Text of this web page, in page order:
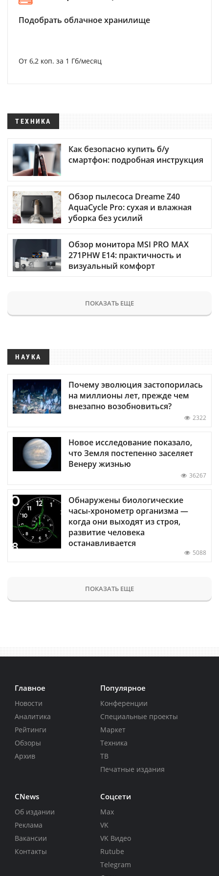
Подобрать облачное хранилище
От 6,2 коп. за 1 Гб/месяц
ТЕХНИКА
Как безопасно купить б/у
смартфон: подробная инструкция
Обзор пылесоса Dreame Z40
AquaCycle Pro: сухая и влажная
уборка без усилий
Обзор монитора MSI PRO MAX
271PHW E14: практичность и
визуальный комфорт
ПОКАЗАТЬ ЕЩЕ
НАУКА
Почему эволюция застопорилась
на миллионы лет, прежде чем
внезапно возобновиться?
2322
Новое исследование показало,
что Земля постепенно заселяет
Венеру жизнью
36267
Обнаружены биологические
часы-хронометр организма —
когда они выходят из строя,
развитие человека
останавливается
5088
ПОКАЗАТЬ ЕЩЕ
Главное
Новости
Аналитика
Рейтинги
Обзоры
Архив
Популярное
Конференции
Специальные проекты
Маркет
Техника
ТВ
Печатные издания
CNews
Об издании
Реклама
Вакансии
Контакты
Соцсети
Max
VK
VK Видео
Rutube
Telegram